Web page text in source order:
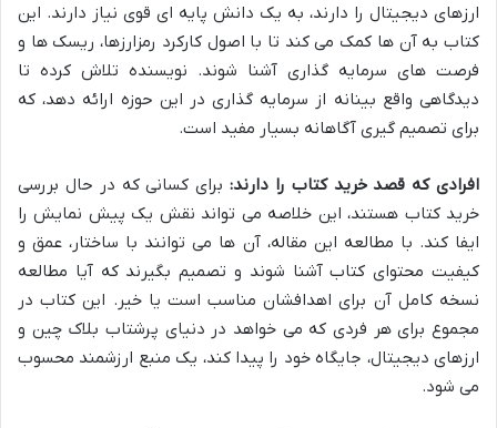
ارزهای دیجیتال را دارند، به یک دانش پایه ای قوی نیاز دارند. این
کتاب به آن ها کمک می کند تا با اصول کارکرد رمزارزها، ریسک ها و
فرصت های سرمایه گذاری آشنا شوند. نویسنده تلاش کرده تا
دیدگاهی واقع بینانه از سرمایه گذاری در این حوزه ارائه دهد، که
برای تصمیم گیری آگاهانه بسیار مفید است.
افرادی که قصد خرید کتاب را دارند: برای کسانی که در حال بررسی
خرید کتاب هستند، این خلاصه می تواند نقش یک پیش نمایش را
ایفا کند. با مطالعه این مقاله، آن ها می توانند با ساختار، عمق و
کیفیت محتوای کتاب آشنا شوند و تصمیم بگیرند که آیا مطالعه
نسخه کامل آن برای اهدافشان مناسب است یا خیر. این کتاب در
مجموع برای هر فردی که می خواهد در دنیای پرشتاب بلاک چین و
ارزهای دیجیتال، جایگاه خود را پیدا کند، یک منبع ارزشمند محسوب
می شود.